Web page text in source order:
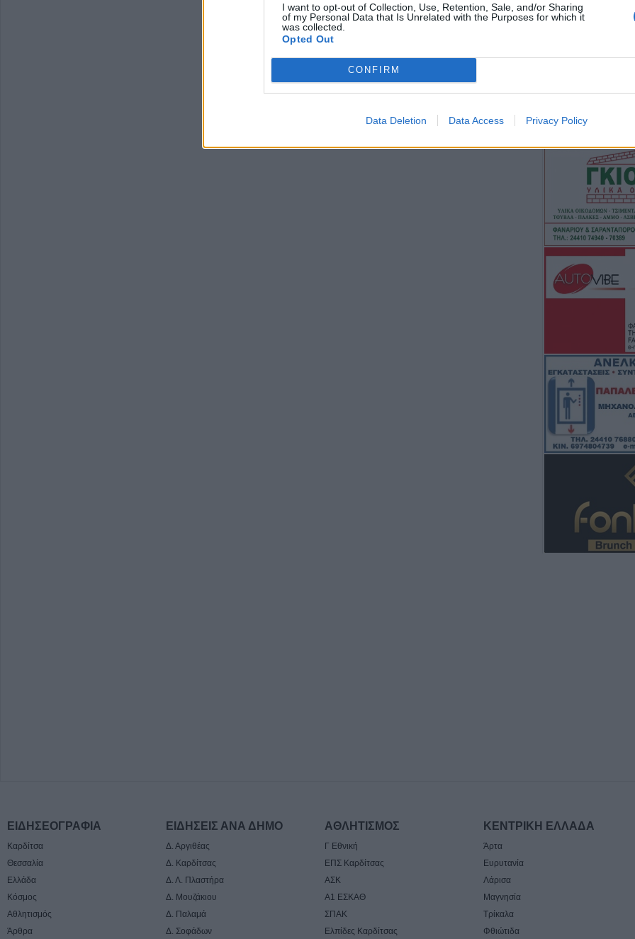
I want to opt-out of Collection, Use, Retention, Sale, and/or Sharing
of my Personal Data that Is Unrelated with the Purposes for which it
was collected.
Opted Out
CONFIRM
Data Deletion Data Access Privacy Policy
ΑΑΔΕ: Άνοιξε
Τρικάλων –
7 Αυγούστου 2026, 19:51
Σχέδια
δρόμος για
εκατ. ευρώ
7 Αυγούστου 2026, 19:41
Καταβλήθηκαν
σε 67.746
αγορά
Η Αγγλική
Ομοσπονδία
τσιμεντένια
απ’ τον
θάνατο
7 Αυγούστου 2026, 19:30
Το Σάββατο 8
της Μάχης
7 Αυγούστου 2026, 19:18
Κύπελλο
πρόγραμμα του
προκριματικού
γήπεδο του
Αναγέννηση -
Ενισχύθηκαν
δυνάμεις στην
ΕΙΔΗΣΕΟΓΡΑΦΙΑ
Καρδίτσα
Θεσσαλία
Ελλάδα
Κόσμος
Αθλητισμός
Άρθρα
ΕΙΔΗΣΕΙΣ ΑΝΑ ΔΗΜΟ
Δ. Αργιθέας
Δ. Καρδίτσας
Δ. Λ. Πλαστήρα
Δ. Μουζάκιου
Δ. Παλαμά
Δ. Σοφάδων
ΑΘΛΗΤΙΣΜΟΣ
Γ Εθνική
ΕΠΣ Καρδίτσας
ΑΣΚ
Α1 ΕΣΚΑΘ
ΣΠΑΚ
Ελπίδες Καρδίτσας
ΚΕΝΤΡΙΚΗ ΕΛΛΑΔΑ
Άρτα
Ευρυτανία
Λάρισα
Μαγνησία
Τρίκαλα
Φθιώτιδα